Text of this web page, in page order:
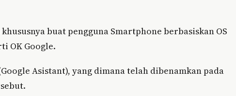
buat pengguna Smartphone berbasiskan OS
OK Google.
Asistant), yang dimana telah dibenamkan pada